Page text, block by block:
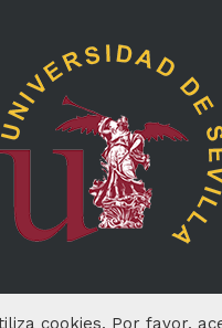
cookies. Por favor,